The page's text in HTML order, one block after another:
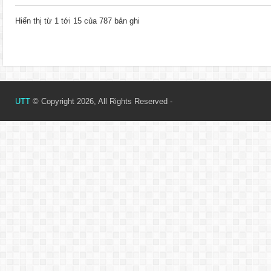
Hiển thị từ 1 tới 15 của 787 bản ghi
UTT © Copyright 2026, All Rights Reserved -